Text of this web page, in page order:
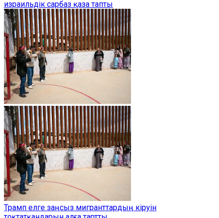
израильдік сарбаз қаза тапты
Трамп елге заңсыз мигранттардың кіруін